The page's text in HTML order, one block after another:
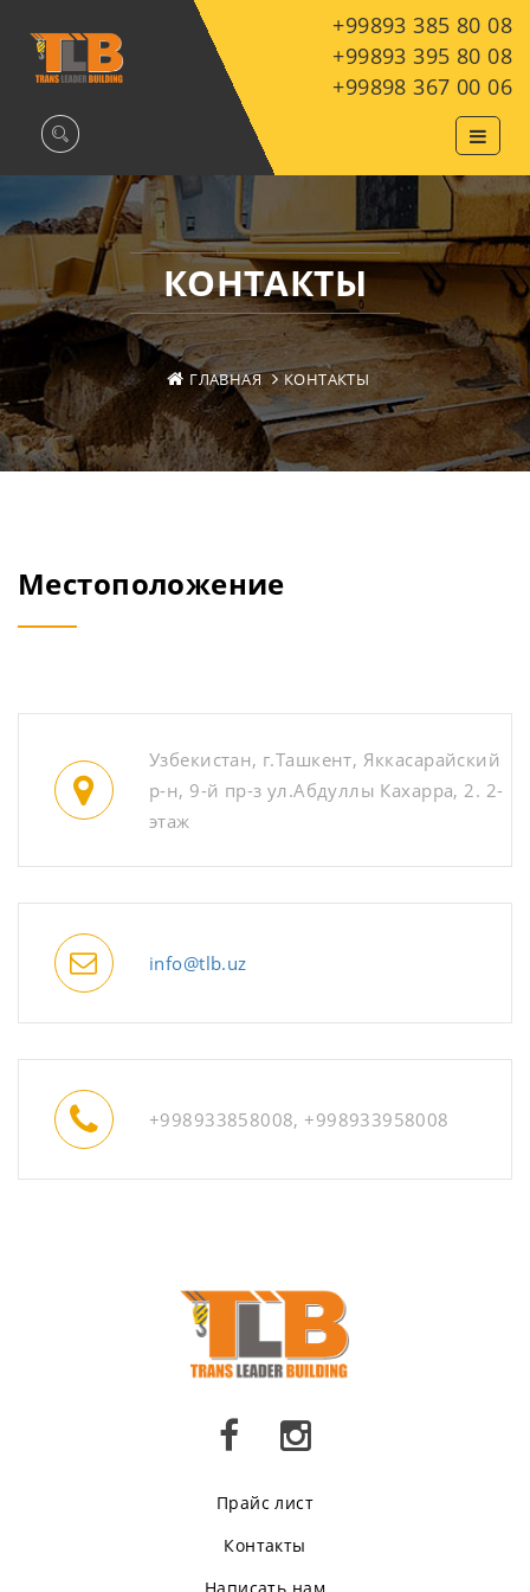
+99893 385 80 08
+99893 395 80 08
+99898 367 00 06
КОНТАКТЫ
ГЛАВНАЯ КОНТАКТЫ
Местоположение
Узбекистан, г.Ташкент, Яккасарайский
р-н, 9-й пр-з ул.Абдуллы Кахарра, 2. 2-
этаж
info@tlb.uz
+998933858008, +998933958008
Прайс лист
Контакты